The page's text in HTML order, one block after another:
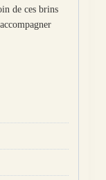
de ces brins